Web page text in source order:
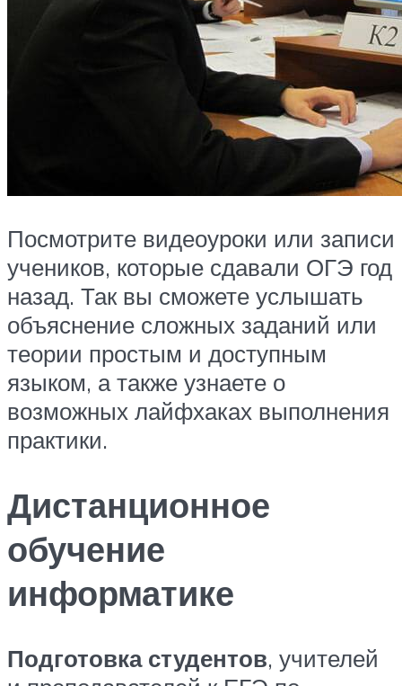
Посмотрите видеоуроки или записи
учеников, которые сдавали ОГЭ год
назад. Так вы сможете услышать
объяснение сложных заданий или
теории простым и доступным
языком, а также узнаете о
возможных лайфхаках выполнения
практики.
Дистанционное
обучение
информатике
Подготовка студентов, учителей